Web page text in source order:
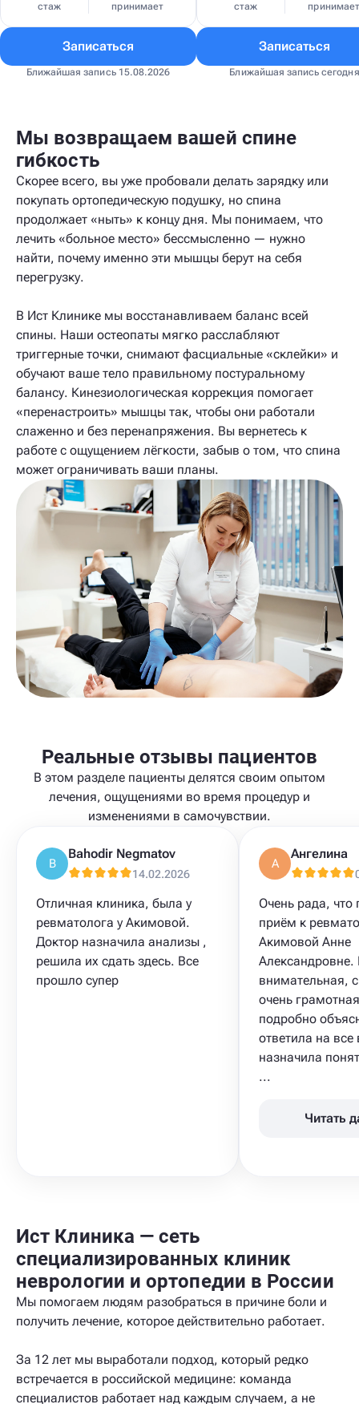
стаж принимает
Записаться
Ближайшая запись 15.08.2026
стаж принимает
Записаться
Ближайшая запись сегодня
Мы возвращаем вашей спине
гибкость
Скорее всего, вы уже пробовали делать зарядку или
покупать ортопедическую подушку, но спина
продолжает «ныть» к концу дня. Мы понимаем, что
лечить «больное место» бессмысленно — нужно
найти, почему именно эти мышцы берут на себя
перегрузку.
В Ист Клинике мы восстанавливаем баланс всей
спины. Наши остеопаты мягко расслабляют
триггерные точки, снимают фасциальные «склейки» и
обучают ваше тело правильному постуральному
балансу. Кинезиологическая коррекция помогает
«перенастроить» мышцы так, чтобы они работали
слаженно и без перенапряжения. Вы вернетесь к
работе с ощущением лёгкости, забыв о том, что спина
может ограничивать ваши планы.
Реальные отзывы пациентов
В этом разделе пациенты делятся своим опытом
лечения, ощущениями во время процедур и
изменениями в самочувствии.
B
Bahodir Negmatov
14.02.2026
Отличная клиника, была у
ревматолога у Акимовой.
Доктор назначила анализы ,
решила их сдать здесь. Все
прошло супер
А
Ангелина
Очень рада, что
приём к
Акимовой Анне
Александровне.
внимательная,
очень
подробно
ответила на
назначила
...
Читать
Ист Клиника — сеть
специализированных клиник
неврологии и ортопедии в России
Мы помогаем людям разобраться в причине боли и
получить лечение, которое действительно работает.
За 12 лет мы выработали подход, который редко
встречается в российской медицине: команда
специалистов работает над каждым случаем, а не